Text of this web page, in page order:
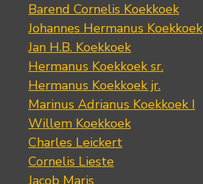
Barend Cornelis Koekkoek
Johannes Hermanus Koekkoek
Jan H.B. Koekkoek
Hermanus Koekkoek sr.
Hermanus Koekkoek jr.
Marinus Adrianus Koekkoek I
Willem Koekkoek
Charles Leickert
Cornelis Lieste